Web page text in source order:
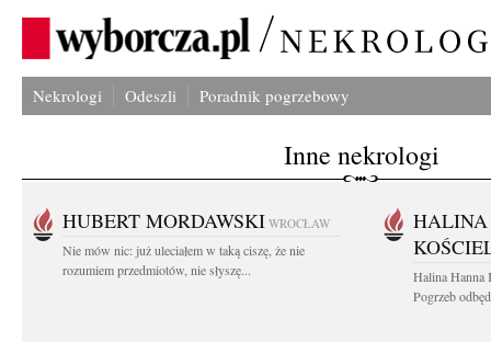
Nekrologi Odeszli Poradnik pogrzebowy
Inne nekrologi
HUBERT MORDAWSKI WROCŁAW
Nie mów nic: już uleciałem w taką ciszę, że nie
rozumiem przedmiotów, nie słyszę...
Halina Hanna
Pogrzeb